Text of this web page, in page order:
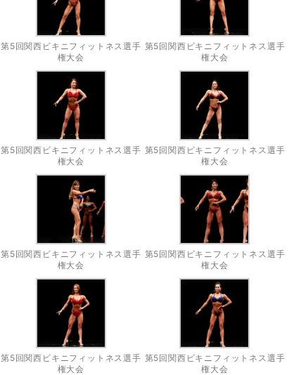
第5回関西ビキニフィットネス選手
権大会
第5回関西ビキニフィットネス選手
権大会
第5回関西ビキニフィットネス選手
権大会
第5回関西ビキニフィットネス選手
権大会
第5回関西ビキニフィットネス選手
権大会
第5回関西ビキニフィットネス選手
権大会
第5回関西ビキニフィットネス選手
権大会
第5回関西ビキニフィットネス選手
権大会